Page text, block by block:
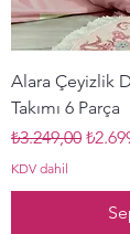
Alara Çeyizlik
Takımı 6 Parça
Normal Fiyat
₺3.249,00
KDV dahil